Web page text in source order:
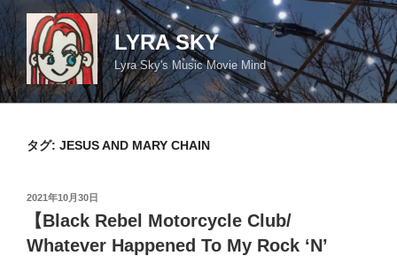
コ
ン
テ
ン
ツ
LYRA SKY
Lyra Sky's Music Movie Mind
タグ: JESUS AND MARY CHAIN
投
日:
2021年10月30日
【Black Rebel Motorcycle Club/
Whatever Happened To My Rock ‘N’